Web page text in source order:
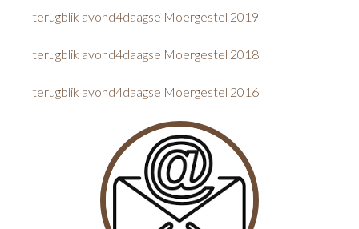
terugblik avond4daagse Moergestel 2019
terugblik avond4daagse Moergestel 2018
terugblik avond4daagse Moergestel 2016